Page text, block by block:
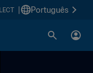
Português